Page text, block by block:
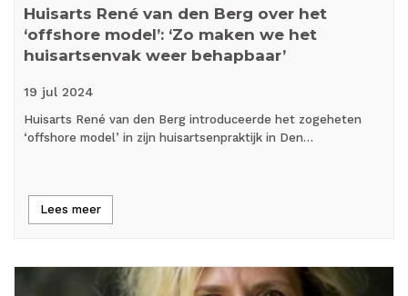
Huisarts René van den Berg over het
‘offshore model’: ‘Zo maken we het
huisartsenvak weer behapbaar’
19 jul 2024
Huisarts René van den Berg introduceerde het zogeheten
‘offshore model’ in zijn huisartsenpraktijk in Den…
Lees meer